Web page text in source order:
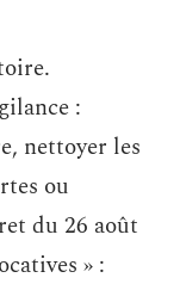
:
nettoyer les
ou
du 26 août
» :